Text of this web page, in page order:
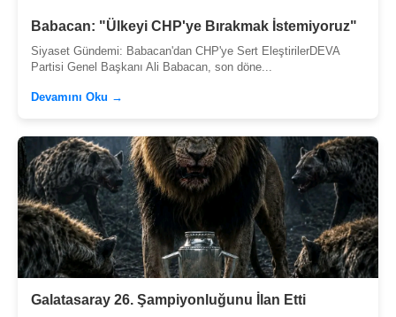
Babacan: "Ülkeyi CHP'ye Bırakmak İstemiyoruz"
Siyaset Gündemi: Babacan'dan CHP'ye Sert EleştirilerDEVA
Partisi Genel Başkanı Ali Babacan, son döne...
Devamını Oku →
Galatasaray 26. Şampiyonluğunu İlan Etti